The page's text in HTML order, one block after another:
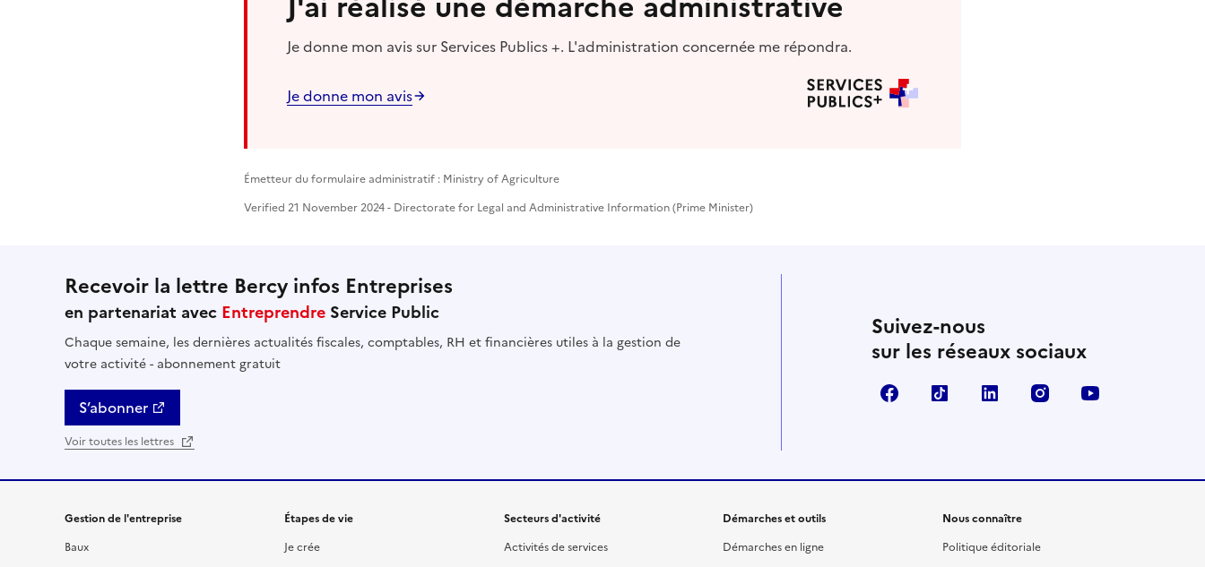
Je donne mon avis sur Services Publics +. L'administration concernée me répondra.
Je donne mon avis
Émetteur du formulaire administratif : Ministry of Agriculture
Verified 21 November 2024 - Directorate for Legal and Administrative Information (Prime Minister)
Recevoir la lettre Bercy infos Entreprises
en partenariat avec Entreprendre Service Public
Chaque semaine, les dernières actualités fiscales, comptables, RH et financières utiles à la gestion de
votre activité - abonnement gratuit
S’abonner
Voir toutes les lettres
Suivez-nous
sur les réseaux sociaux
FacebookTikTok Linkedin Instagram
Gestion de l'entreprise
Baux
Étapes de vie
Je crée
Secteurs d'activité
Activités de services
Démarches et outils
Démarches en ligne
Nous connaître
Politique éditoriale